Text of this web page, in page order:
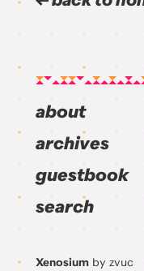
about
archives
guestbook
search
Xenosium by zvuc